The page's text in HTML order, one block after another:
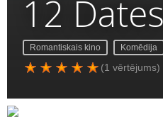
12
Romantiskais kino Komēdija
(1 vērtējums)